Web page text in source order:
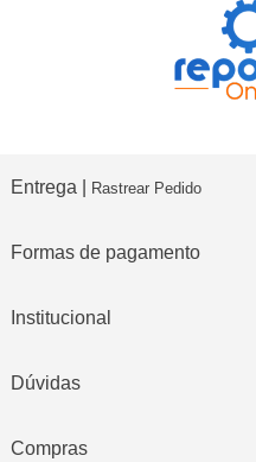
Entrega | Rastrear Pedido
Formas de pagamento
Institucional
Dúvidas
Compras